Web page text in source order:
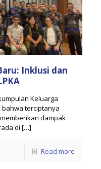
Inklusi dan
Keluarga
bahwa terciptanya
dampak
di […]
Read more